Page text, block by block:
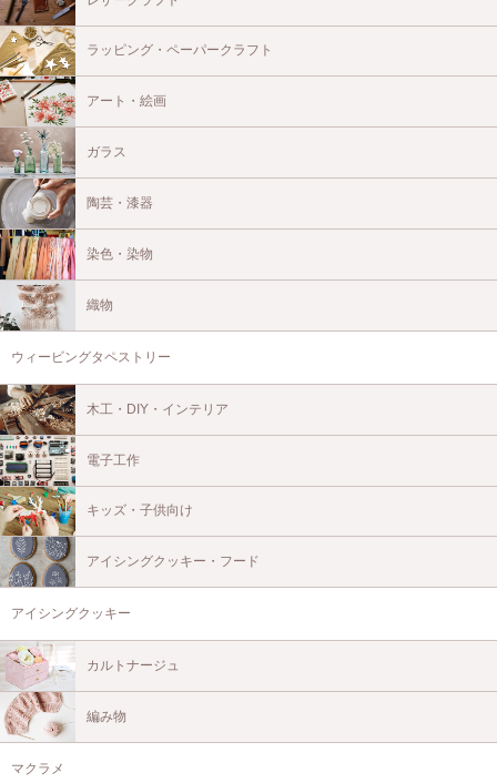
ラッピング・ペーパークラフト
アート・絵画
ガラス
陶芸・漆器
染色・染物
織物
ウィービングタペストリー
木工・DIY・インテリア
電子工作
キッズ・子供向け
アイシングクッキー・フード
アイシングクッキー
カルトナージュ
編み物
マクラメ